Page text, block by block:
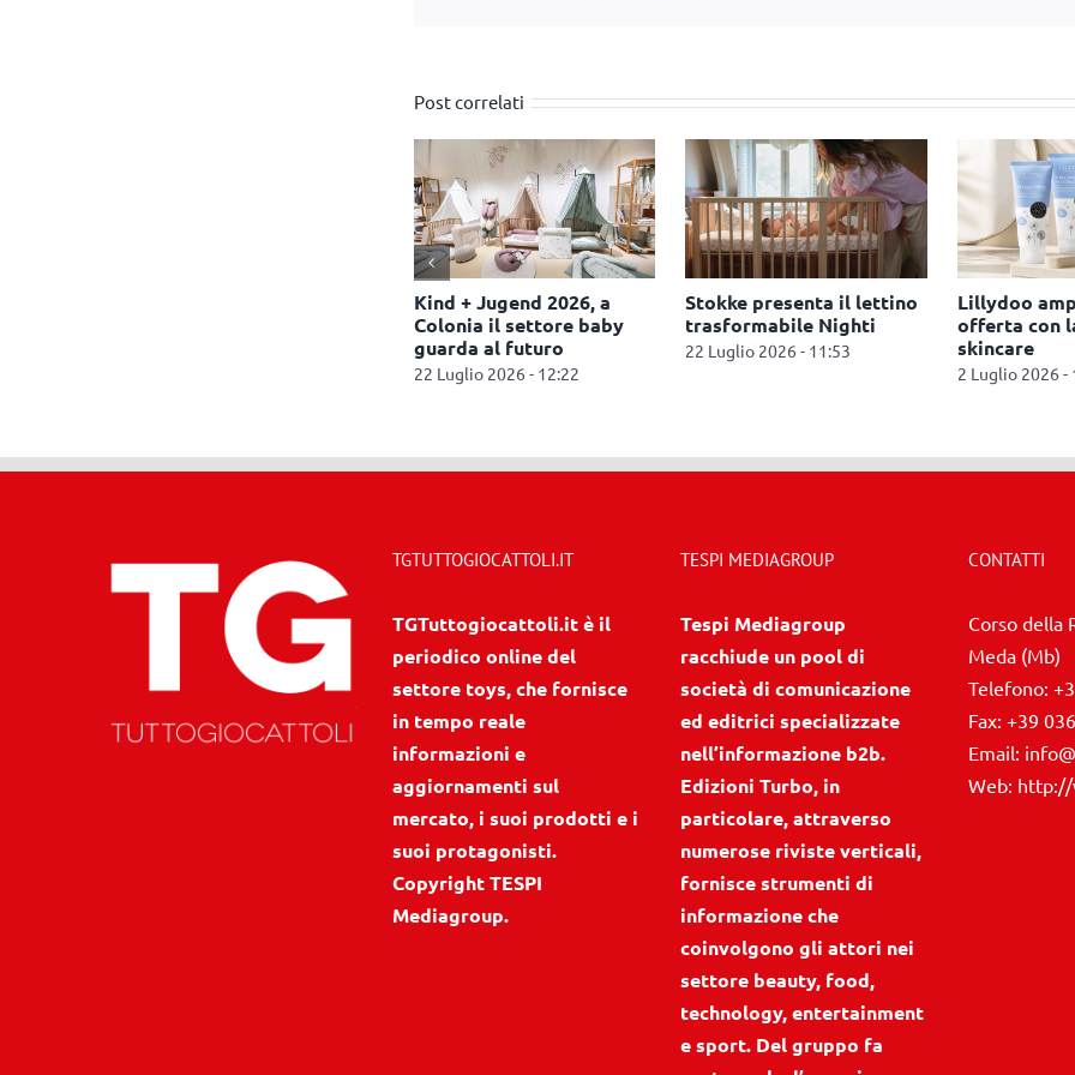
Post correlati
Kind + Jugend 2026, a
Colonia il settore baby
guarda al futuro
22 Luglio 2026 - 12:22
Stokke presenta il lettino
trasformabile Nighti
22 Luglio 2026 - 11:53
Lillydoo
offerta con
skincare
2 Luglio 2026 -
TGTUTTOGIOCATTOLI.IT
TGTuttogiocattoli.it è il
periodico online del
settore toys, che fornisce
in tempo reale
informazioni e
aggiornamenti sul
mercato, i suoi prodotti e i
suoi protagonisti.
Copyright TESPI
Mediagroup.
TESPI MEDIAGROUP
Tespi Mediagroup
racchiude un pool di
società di comunicazione
ed editrici specializzate
nell’informazione b2b.
Edizioni Turbo, in
particolare, attraverso
numerose riviste verticali,
fornisce strumenti di
informazione che
coinvolgono gli attori nei
settore beauty, food,
technology, entertainment
e sport. Del gruppo fa
CONTATTI
Corso della
Meda (Mb)
Telefono:
Fax: +39
Email:
Web: http://